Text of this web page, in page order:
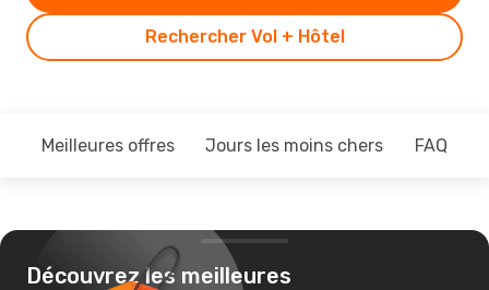
Rechercher Vol + Hôtel
Meilleures offres Jours les moins chers FAQ
Découvrez les meilleures